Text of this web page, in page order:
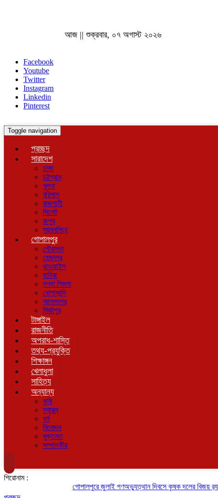
আজ || শুক্রবার, ০৭ অগাস্ট ২০২৬
Facebook
Youtube
Twitter
Instagram
Linkedin
Pinterest
Toggle navigation
প্রচ্ছদ
সারাদেশ
ঢাকা
চট্টগ্রাম
খুলনা
বরিশাল
রাজশাহী
সিলেট
রংপুর
ময়মনসিংহ
গোপালপুর
পৌরসভা
হেমনগর
ঝাওয়াইল
হাদিরা
নগদা শিমলা
ধোপাকান্দি
আলমনগর
মির্জাপুর
টাঙ্গাইল
রাজনীতি
অপরাধ-শাস্তি
তথ্য-প্রযুক্তি
শিক্ষাঙ্গন
খেলাধুলা
সাহিত্য
অন্যান্য
কৃষি
স্বাস্থ্য
ধর্ম
বিনোদন
মুক্তমত
সম্পাদকীয়
শিরোনাম :
গোপালপুরে জুলাই গণঅভ্যুত্থান দিবসে কৃষক দলের বিজয় র‍্যালি